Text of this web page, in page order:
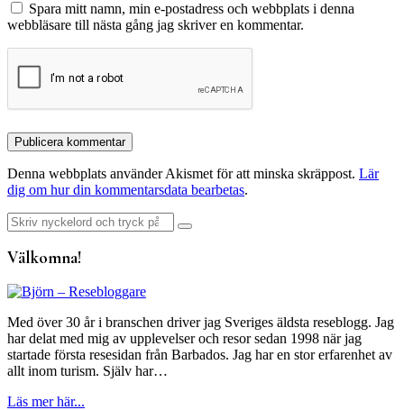
Spara mitt namn, min e-postadress och webbplats i denna
webbläsare till nästa gång jag skriver en kommentar.
Denna webbplats använder Akismet för att minska skräppost. Lär
dig om hur din kommentarsdata bearbetas.
Sök
efter:
Välkomna!
Med över 30 år i branschen driver jag Sveriges äldsta reseblogg. Jag
har delat med mig av upplevelser och resor sedan 1998 när jag
startade första resesidan från Barbados. Jag har en stor erfarenhet av
allt inom turism. Själv har…
Läs mer här...